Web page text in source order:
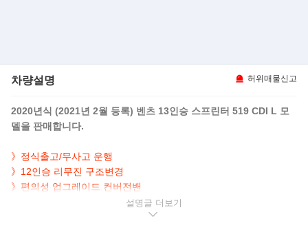
차량설명 허위매물신고
2020년식 (2021년 2월 등록) 벤츠 13인승 스프린터 519 CDI L 모
델을 판매합니다.
》정식출고/무사고 운행
》12인승 리무진 구조변경
》편의성 업그레이드 컨버전밴
최상급 차량상태
냉장고/블랙박스/노래방기계/전동사이트스텝/전.후방카메라 등..
설명글